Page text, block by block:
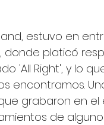
estuvo en
donde platicó
'All Right', y lo
encontramos.
grabaron en el
de